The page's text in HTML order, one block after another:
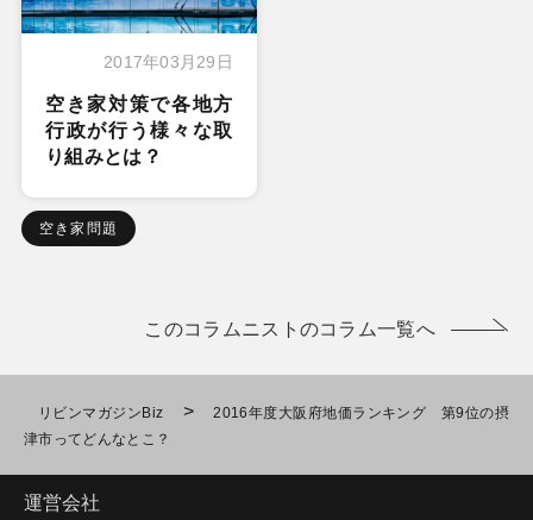
2017年03月29日
空き家対策で各地方
行政が行う様々な取
り組みとは？
空き家問題
このコラムニストのコラム一覧へ
リビンマガジンBiz >
2016年度大阪府地価ランキング 第9位の摂
津市ってどんなとこ？
運営会社